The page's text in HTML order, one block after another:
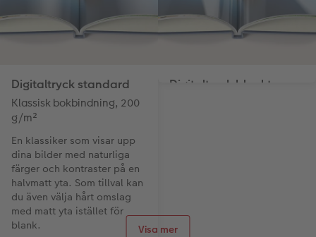
Digitaltryck standard
Klassisk bokbindning, 200
g/m²
En klassiker som visar upp
dina bilder med naturliga
färger och kontraster på en
halvmatt yta. Som tillval kan
du även välja hårt omslag
med matt yta istället för
blank.
Digitaltryck blankt
Visa mer